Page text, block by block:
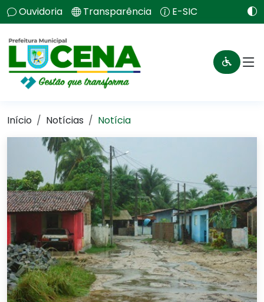
Ouvidoria Transparência E-SIC
Início Notícias Notícia